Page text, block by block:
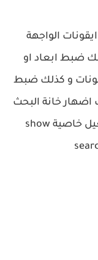
الواجهة
ضبط ابعاد او
و كذلك ضبط
اضهار خانة البحث
في الصفحة الرئيسية من خلال تفعيل خاصية show